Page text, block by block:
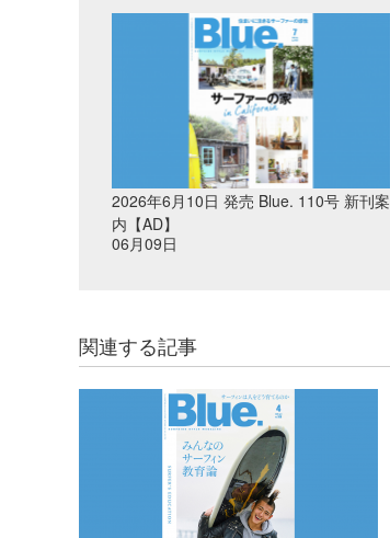
2026年6月10日 発売 Blue. 110号 新刊案
内【AD】
06月09日
関連する記事